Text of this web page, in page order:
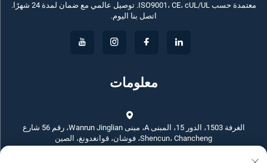
معتمدة حسب ISO9001، CE، cUL/UL. توصيل عالمي مع ضمان لمدة 24 شهرًا.
اتصل بنا اليوم.
معلومات
الغرفة 1503، الدور 15، المبنى A، مبنى Wanrun Jinglian، رقم 56 شارع
Shencun، Chancheng، فوشان، قوانغدونغ، الصين